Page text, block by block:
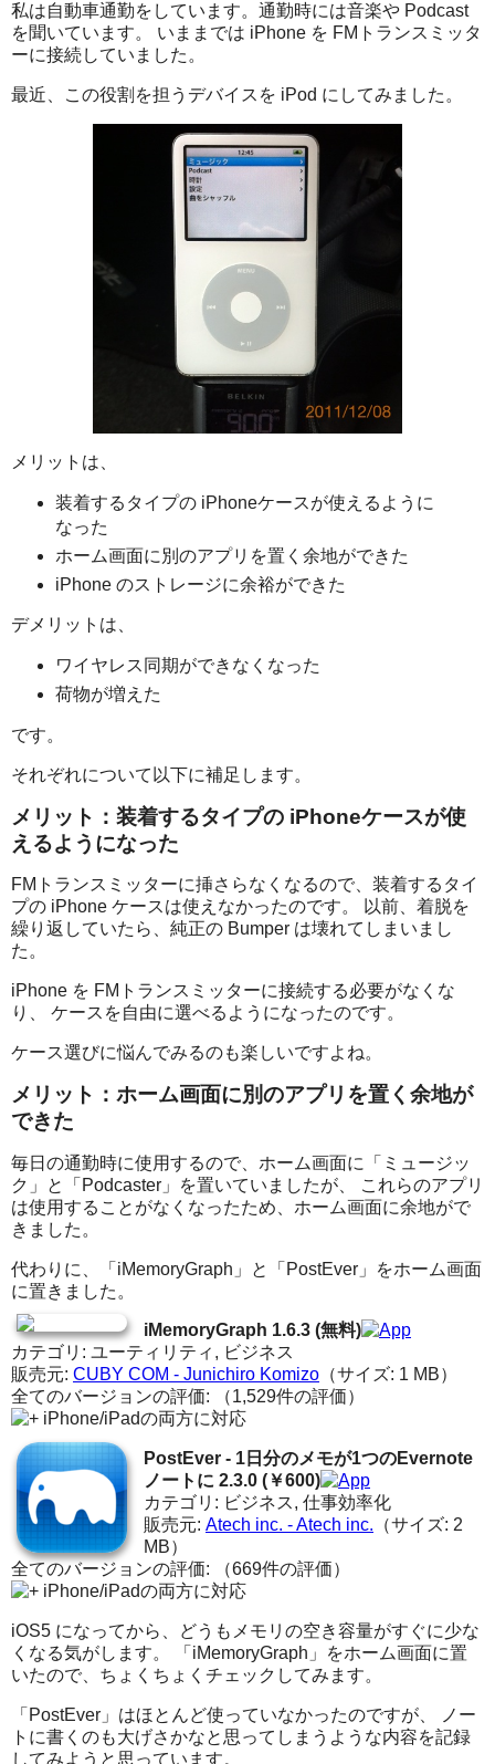
私は自動車通勤をしています。通勤時には音楽や Podcast
を聞いています。 いままでは iPhone を FMトランスミッタ
ーに接続していました。
最近、この役割を担うデバイスを iPod にしてみました。
メリットは、
装着するタイプの iPhoneケースが使えるように
なった
ホーム画面に別のアプリを置く余地ができた
iPhone のストレージに余裕ができた
デメリットは、
ワイヤレス同期ができなくなった
荷物が増えた
です。
それぞれについて以下に補足します。
メリット：装着するタイプの iPhoneケースが使
えるようになった
FMトランスミッターに挿さらなくなるので、装着するタイ
プの iPhone ケースは使えなかったのです。 以前、着脱を
繰り返していたら、純正の Bumper は壊れてしまいまし
た。
iPhone を FMトランスミッターに接続する必要がなくな
り、 ケースを自由に選べるようになったのです。
ケース選びに悩んでみるのも楽しいですよね。
メリット：ホーム画面に別のアプリを置く余地が
できた
毎日の通勤時に使用するので、ホーム画面に「ミュージッ
ク」と「Podcaster」を置いていましたが、 これらのアプリ
は使用することがなくなったため、ホーム画面に余地がで
きました。
代わりに、「iMemoryGraph」と「PostEver」をホーム画面
に置きました。
iMemoryGraph 1.6.3 (無料)
カテゴリ: ユーティリティ, ビジネス
販売元: CUBY COM - Junichiro Komizo （サイズ: 1 MB）
全てのバージョンの評価:
（1,529件の評価）
iPhone/iPadの両方に対応
PostEver - 1日分のメモが1つのEvernote
ノートに 2.3.0 (￥600)
カテゴリ: ビジネス, 仕事効率化
販売元: Atech inc. - Atech inc. （サイズ: 2
MB）
全てのバージョンの評価:
（669件の評価）
iPhone/iPadの両方に対応
iOS5 になってから、どうもメモリの空き容量がすぐに少な
くなる気がします。 「iMemoryGraph」をホーム画面に置
いたので、ちょくちょくチェックしてみます。
「PostEver」はほとんど使っていなかったのですが、 ノー
トに書くのも大げさかなと思ってしまうような内容を記録
してみようと思っています。